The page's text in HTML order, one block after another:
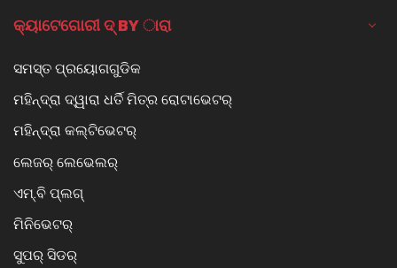
କ୍ୟାଟେଗୋରୀ ଦ୍ BY ାରା
ସମସ୍ତ ପ୍ରୟୋଗଗୁଡିକ
ମହିନ୍ଦ୍ରା ଦ୍ୱାରା ଧର୍ତି ମିତ୍ର ରୋଟାଭେଟର୍
ମହିନ୍ଦ୍ରା କଲ୍ଟିଭେଟର୍
ଲେଜର୍ ଲେଭେଲର୍
ଏମ୍.ବି ପ୍ଲଗ୍
ମିନିଭେଟର୍
ସୁପର୍ ସିଡର୍